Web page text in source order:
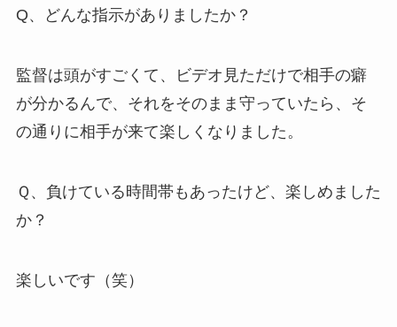
Q、どんな指示がありましたか？
監督は頭がすごくて、ビデオ見ただけで相手の癖
が分かるんで、それをそのまま守っていたら、そ
の通りに相手が来て楽しくなりました。
Ｑ、負けている時間帯もあったけど、楽しめました
か？
楽しいです（笑）